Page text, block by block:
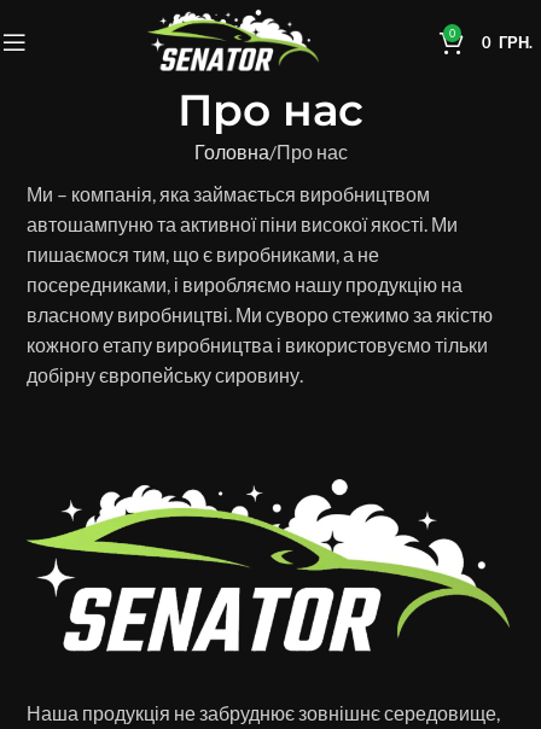
0 0 ГРН.
Про нас
Головна Про нас
Ми – компанія, яка займається виробництвом
автошампуню та активної піни високої якості. Ми
пишаємося тим, що є виробниками, а не
посередниками, і виробляємо нашу продукцію на
власному виробництві. Ми суворо стежимо за якістю
кожного етапу виробництва і використовуємо тільки
добірну європейську сировину.
Наша продукція не забруднює зовнішнє середовище,